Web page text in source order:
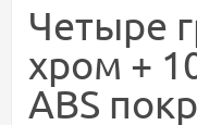
Четыре
хром +
ABS